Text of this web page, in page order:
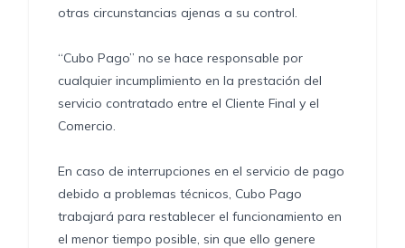
otras circunstancias ajenas a su control.
“Cubo Pago” no se hace responsable por
cualquier incumplimiento en la prestación del
servicio contratado entre el Cliente Final y el
Comercio.
En caso de interrupciones en el servicio de pago
debido a problemas técnicos, Cubo Pago
trabajará para restablecer el funcionamiento en
el menor tiempo posible, sin que ello genere